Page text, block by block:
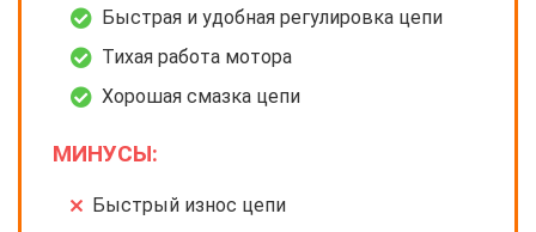
Быстрая и удобная регулировка цепи
Тихая работа мотора
Хорошая смазка цепи
МИНУСЫ:
Быстрый износ цепи